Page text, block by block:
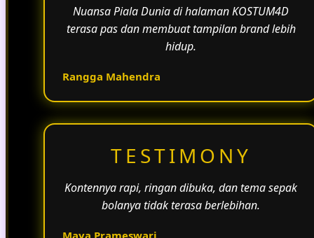
Nuansa Piala Dunia di halaman KOSTUM4D
terasa pas dan membuat tampilan brand lebih
hidup.
Rangga Mahendra
TESTIMONY
Kontennya rapi, ringan dibuka, dan tema sepak
bolanya tidak terasa berlebihan.